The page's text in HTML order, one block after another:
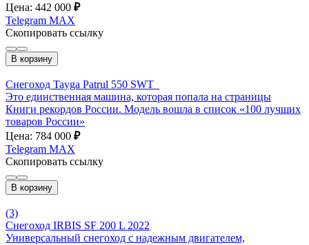
Цена: 442 000 ₽
Telegram MAX
Скопировать ссылку
В корзину
Снегоход Tayga Patrul 550 SWT_
Это единственная машина, которая попала на страницы
Книги рекордов России. Модель вошла в список «100 лучших
товаров России»
Цена: 784 000 ₽
Telegram MAX
Скопировать ссылку
В корзину
(3)
Снегоход IRBIS SF 200 L 2022
Универсальный снегоход с надежным двигателем,